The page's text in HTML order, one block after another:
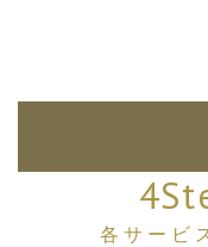
各サービ